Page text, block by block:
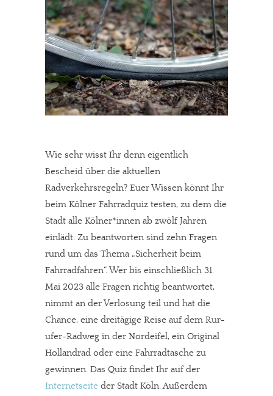
Wie sehr wisst Ihr denn eigentlich
Bescheid über die aktuellen
Radverkehrsregeln? Euer Wissen könnt Ihr
beim Kölner Fahrradquiz testen, zu dem die
Stadt alle Kölner*innen ab zwölf Jahren
einlädt. Zu beantworten sind zehn Fragen
rund um das Thema „Sicherheit beim
Fahrradfahren“. Wer bis einschließlich 31.
Mai 2023 alle Fragen richtig beantwortet,
nimmt an der Verlosung teil und hat die
Chance, eine dreitägige Reise auf dem Rur-
ufer-Radweg in der Nordeifel, ein Original
Hollandrad oder eine Fahrradtasche zu
gewinnen. Das Quiz findet Ihr auf der
Internetseite der Stadt Köln. Außerdem